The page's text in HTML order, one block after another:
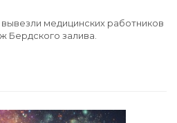
медицинских работников
Бердского залива.